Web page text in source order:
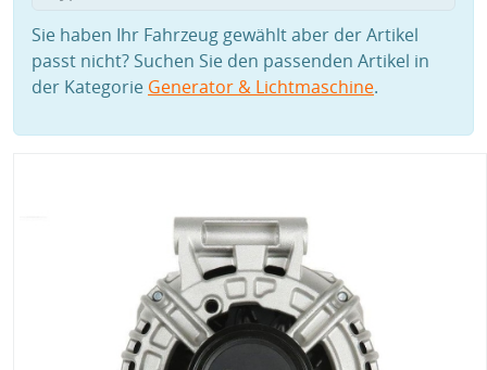
Sie haben Ihr Fahrzeug gewählt aber der Artikel
passt nicht? Suchen Sie den passenden Artikel in
der Kategorie Generator & Lichtmaschine.